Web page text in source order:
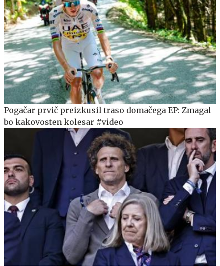
Pogačar prvič preizkusil traso domačega EP: Zmagal
bo kakovosten kolesar #video